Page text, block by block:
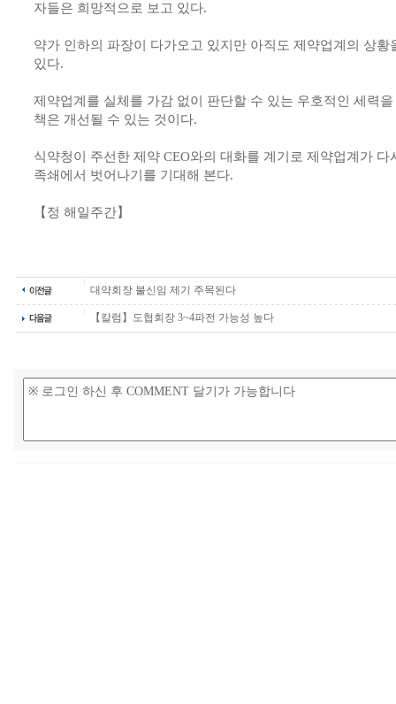
자들은 희망적으로 보고 있다.
약가 인하의 파장이 다가오고 있지만 아직도 제약업계의 상황
있다.
제약업계를 실체를 가감 없이 판단할 수 있는 우호적인 세력
책은 개선될 수 있는 것이다.
식약청이 주선한 제약 CEO와의 대화를 계기로 제약업계가
족쇄에서 벗어나기를 기대해 본다.
【정 해일주간】
대약회장 불신임 제기 주목된다
【칼럼】도협회장 3~4파전 가능성 높다